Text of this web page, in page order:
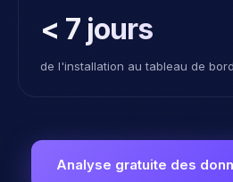
< 7 jours
de l'installation au tableau de
Analyse gratuite des